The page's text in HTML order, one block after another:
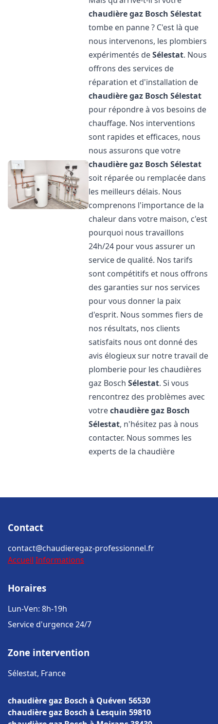
chaudière gaz Bosch Sélestat
tombe en panne ? C'est là que
nous intervenons, les plombiers
expérimentés deSélestat. Nous
offrons des services de
réparation et d'installation de
chaudière gaz Bosch Sélestat
pour répondre à vos besoins de
chauffage. Nos interventions
sont rapides et efficaces, nous
nous assurons que votre
chaudière gaz Bosch Sélestat
soit réparée ou remplacée dans
les meilleurs délais. Nous
comprenons l'importance de la
chaleur dans votre maison, c'est
pourquoi nous travaillons
24h/24 pour vous assurer un
service de qualité. Nos tarifs
sont compétitifs et nous offrons
des garanties sur nos services
pour vous donner la paix
d'esprit. Nous sommes fiers de
nos résultats, nos clients
satisfaits nous ont donné des
avis élogieux sur notre travail de
plomberie pour les chaudières
gaz BoschSélestat. Si vous
rencontrez des problèmes avec
votrechaudière gaz Bosch
Sélestat, n'hésitez pas à nous
contacter. Nous sommes les
experts de la chaudière
Contact
contact@chaudieregaz-professionnel.fr
Accueil Informations
Horaires
Lun-Ven: 8h-19h
Service d'urgence 24/7
Zone intervention
Sélestat, France
chaudière gaz Bosch à Quéven 56530
chaudière gaz Bosch à Lesquin 59810